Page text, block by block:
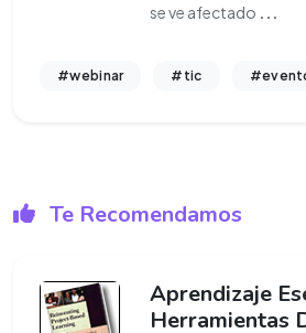
se ve afectado ...
#webinar #tic
Te Recomendamos
Aprendizaje
Herramientas